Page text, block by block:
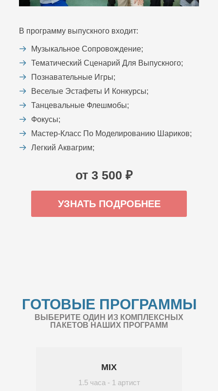
В программу выпускного входит:
Музыкальное Сопровождение;
Тематический Сценарий Для Выпускного;
Познавательные Игры;
Веселые Эстафеты И Конкурсы;
Танцевальные Флешмобы;
Фокусы;
Мастер-Класс По Моделированию Шариков;
Легкий Аквагрим;
от 3 500 ₽
УЗНАТЬ ПОДРОБНЕЕ
ГОТОВЫЕ ПРОГРАММЫ
ВЫБЕРИТЕ ОДИН ИЗ КОМПЛЕКСНЫХ
ПАКЕТОВ НАШИХ ПРОГРАММ
MIX
1.5 часа - 1 артист